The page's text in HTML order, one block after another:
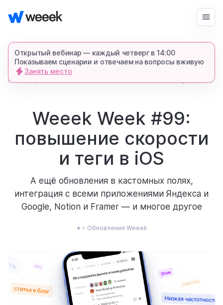
Открытый вебинар — каждый четверг в 14:00
Показываем сценарии и отвечаем на вопросы вживую
Занять место
продукт
для кого
запросить демонстрацию
Войти Начать бесплатно
главная блог 1779 3 мин
Weeek Week #99:
повышение скорости
и теги в iOS
А ещё обновления в кастомных полях,
интеграция с всеми приложениями Яндекса и
Google, Notion и Framer — и многое другое
⚡ Обновления Weeek